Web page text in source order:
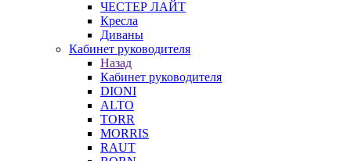
ЧЕСТЕР ЛАЙТ
Кресла
Диваны
Кабинет руководителя
Назад
Кабинет руководителя
DIONI
ALTO
TORR
MORRIS
RAUT